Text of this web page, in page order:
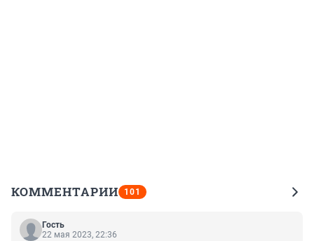
КОММЕНТАРИИ 101
Гость
22 мая 2023, 22:36